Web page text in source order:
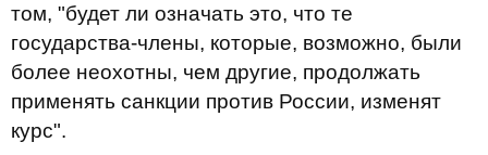
том, "будет ли означать это, что те
государства-члены, которые, возможно, были
более неохотны, чем другие, продолжать
применять санкции против России, изменят
курс".